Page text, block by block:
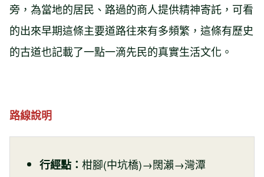
旁，為當地的居民、路過的商人提供精神寄託，可看
的出來早期這條主要道路往來有多頻繁，這條有歷史
的古道也記載了一點一滴先民的真實生活文化。
路線說明
行經點： 柑腳(中坑橋)→闊瀨→灣潭